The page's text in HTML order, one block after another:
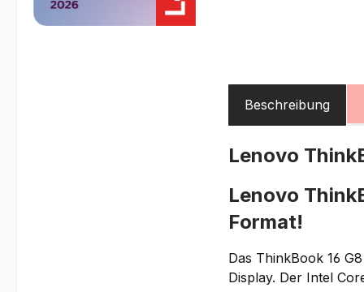
Beschreibung
Lenovo
Lenovo
Format!
Das ThinkBook 16
Display. Der Intel